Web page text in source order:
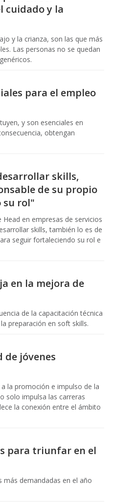
cuidado y la
y la crianza, son las que más
Las personas no se quedan
para el empleo
y son esenciales en
obtengan
skills,
de su propio
su rol"
en empresas de servicios
skills, también lo es de
seguir fortaleciendo su rol e
en la mejora de
de la capacitación técnica
preparación en soft skills.
jóvenes
la promoción e impulso de la
solo impulsa las carreras
la conexión entre el ámbito
para triunfar en el
más demandadas en el año